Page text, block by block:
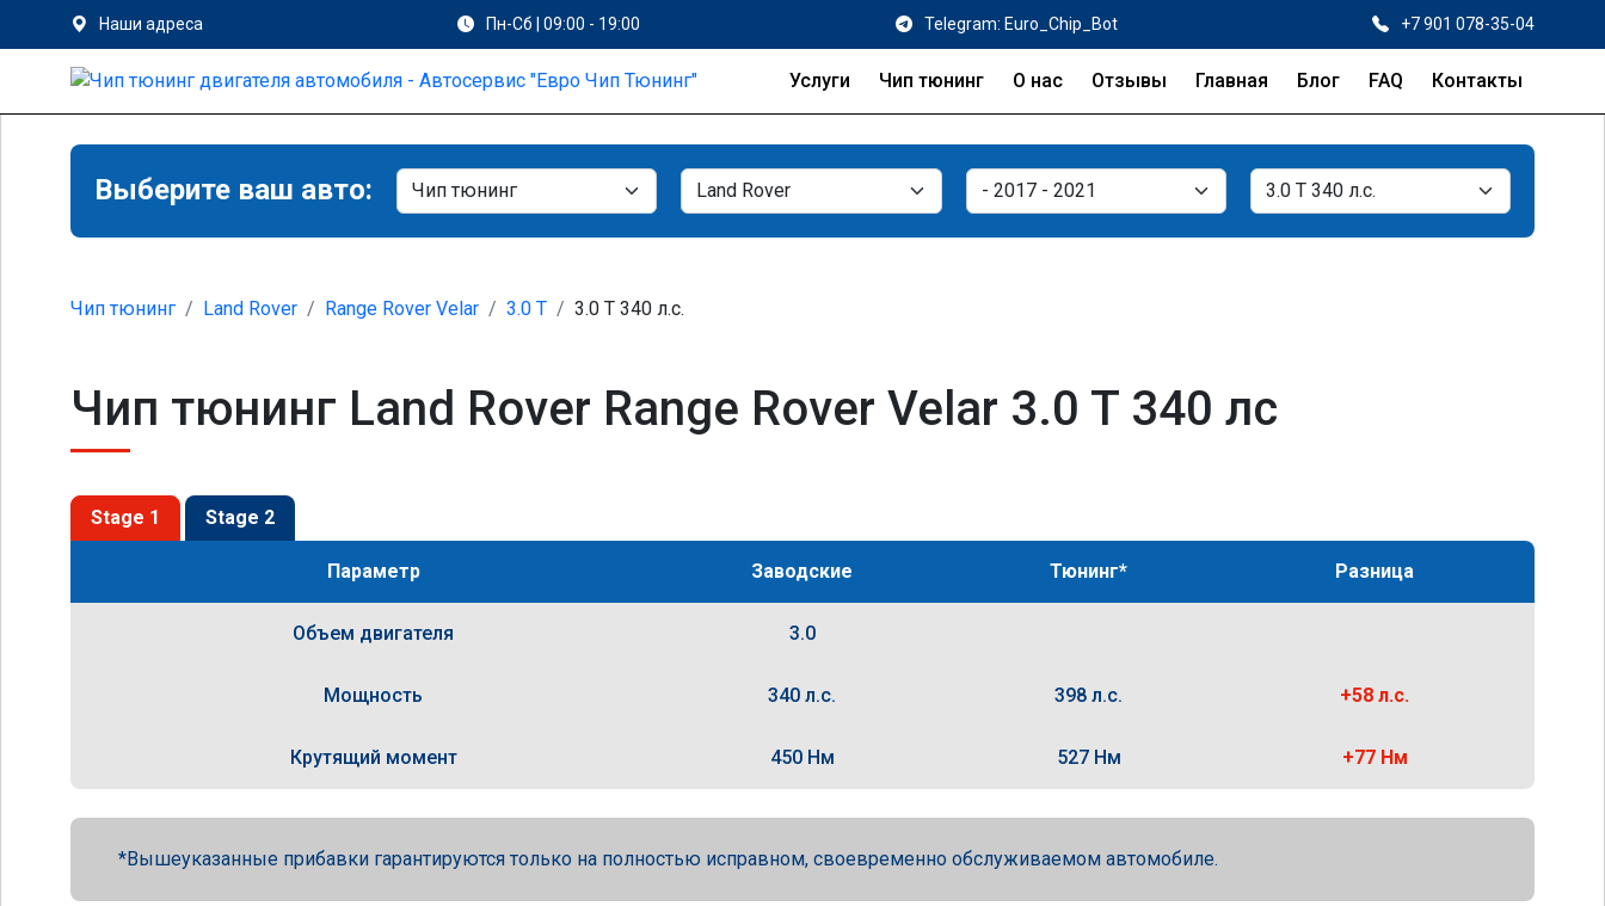
Наши адреса Пн-Сб | 09:00 - 19:00 Telegram: Euro_Chip_Bot +7 901 078-35-04
Услуги Чип тюнинг О нас Отзывы Главная Блог FAQ Контакты
Выберите ваш авто:
Чип тюнинг Land Rover Range Rover Velar 3.0 T 3.0 T 340 л.с.
Чип тюнинг Land Rover Range Rover Velar 3.0 T 340 лс
Stage 1 Stage 2
Параметр Заводские Тюнинг* Разница
Объем двигателя 3.0
Мощность 340 л.с. 398 л.с. +58 л.с.
Крутящий момент 450 Нм 527 Нм +77 Нм
Вышеуказанные прибавки гарантируются только на полностью исправном, своевременно обслуживаемом автомобиле.